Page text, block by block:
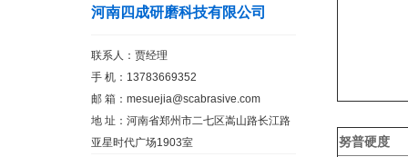
河南四成研磨科技有限公司
联系人：贾经理
手 机：13783669352
邮 箱： mesuejia@scabrasive.com
地 址：河南省郑州市二七区嵩山路长江路
亚星时代广场1903室
努普硬度